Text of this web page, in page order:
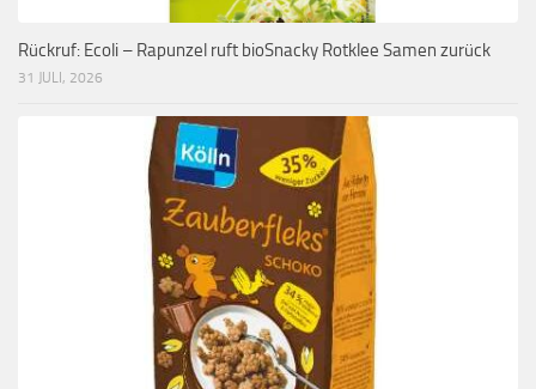
Rückruf: Ecoli – Rapunzel ruft bioSnacky Rotklee Samen zurück
31 JULI, 2026